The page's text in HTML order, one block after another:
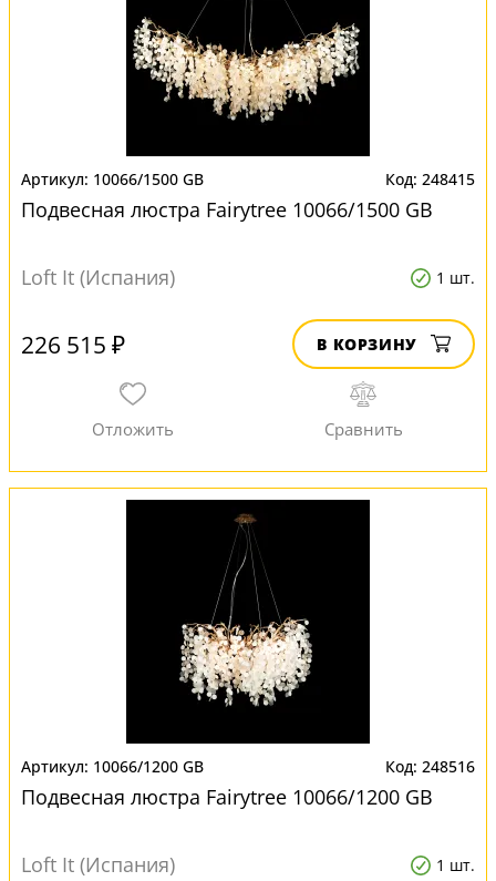
10066/1500 GB 248415
Подвесная люстра Fairytree 10066/1500 GB
Loft It (Испания) 1 шт.
226 515 ₽ В КОРЗИНУ
10066/1200 GB 248516
Подвесная люстра Fairytree 10066/1200 GB
Loft It (Испания) 1 шт.